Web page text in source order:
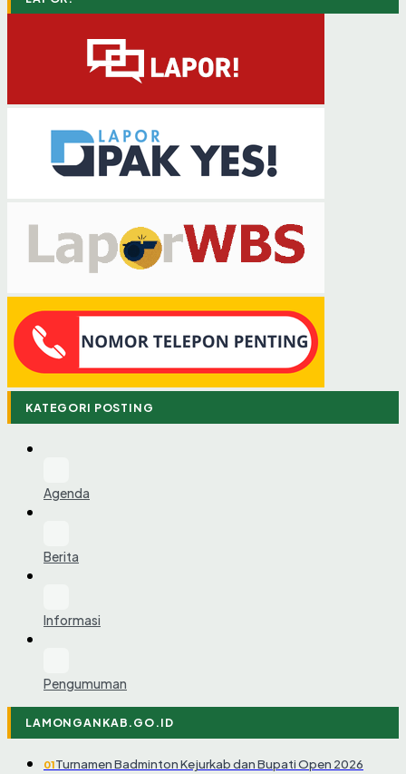
KATEGORI POSTING
Agenda
Berita
Informasi
Pengumuman
LAMONGANKAB.GO.ID
01Turnamen Badminton Kejurkab dan Bupati Open 2026